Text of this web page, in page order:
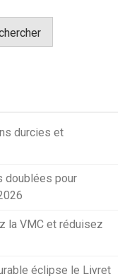
durcies et
doublées pour
la VMC et réduisez
éclipse le Livret